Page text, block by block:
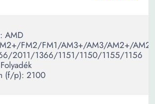
AMD
FM2/FM1/AM3+/AM3/AM2+/AM2
2011/1366/1151/1150/1155/1156
(f/p): 2100